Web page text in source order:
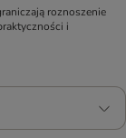
roznoszenie
i